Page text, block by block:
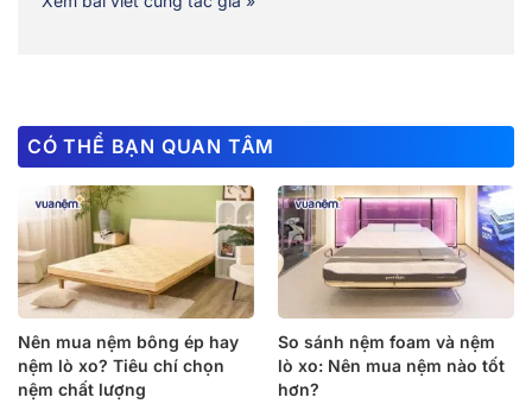
CÓ THỂ BẠN QUAN TÂM
Nên mua nệm bông ép hay
nệm lò xo? Tiêu chí chọn
nệm chất lượng
So sánh nệm foam và nệm
lò xo: Nên mua nệm nào tốt
hơn?